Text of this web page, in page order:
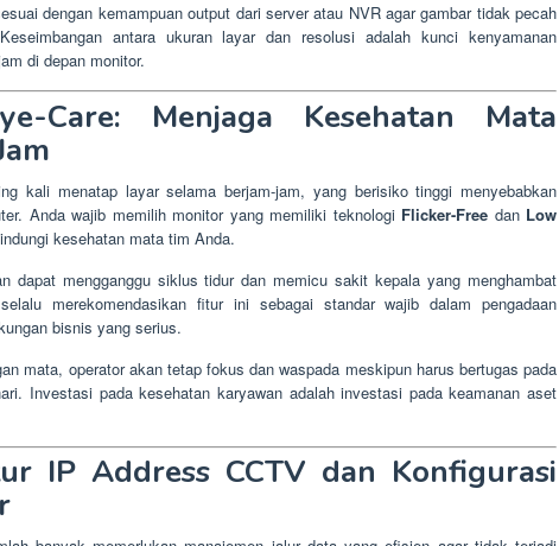
dengan kemampuan output dari server atau NVR agar gambar tidak pecah
antara ukuran layar dan resolusi adalah kunci kenyamanan
di depan monitor.
Care: Menjaga Kesehatan Mata
kali menatap layar selama berjam-jam, yang berisiko tinggi menyebabkan
Anda wajib memilih monitor yang memiliki teknologi Flicker-Free dan Low
kesehatan mata tim Anda.
dapat mengganggu siklus tidur dan memicu sakit kepala yang menghambat
merekomendasikan fitur ini sebagai standar wajib dalam pengadaan
bisnis yang serius.
mata, operator akan tetap fokus dan waspada meskipun harus bertugas pada
Investasi pada kesehatan karyawan adalah investasi pada keamanan aset
IP Address CCTV dan Konfigurasi